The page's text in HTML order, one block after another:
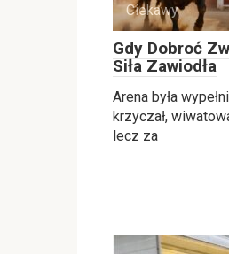
Ciekawy
Gdy Dobroć
Siła Zawiodła
Arena była
krzyczał,
lecz za